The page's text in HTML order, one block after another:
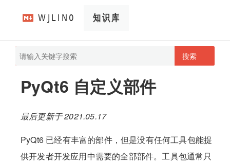
搜索
PyQt6 自定义部件
最后更新于 2021.05.17
PyQt6 已经有丰富的部件，但是没有任何工具包能提
供开发者开发应用中需要的全部部件。工具包通常只